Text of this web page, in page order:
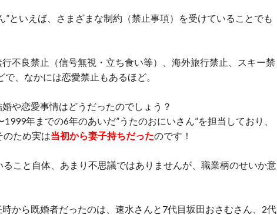
”といえば、さまざまな制約（禁止事項）を受けていることでも
不良禁止（信号無視・立ち食い等）、海外旅行禁止、スキー禁
、なかには恋愛禁止もあるほど。
や恋愛事情はどうだったのでしょう？
年までの6年のあいだ”うたのおにいさん”を担当しており、
のため実は当初から妻子持ちだったのです！
こと自体、あまり不思議ではありませんが、職業柄のせいか意
から既婚者だったのは、速水さんと7代目坂田おさむさん、2代